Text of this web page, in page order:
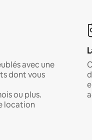
avec une
dont vous
ou plus.
location